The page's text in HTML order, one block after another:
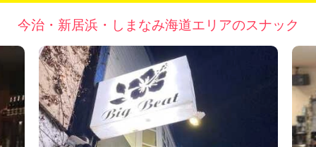
今治・新居浜・しまなみ海道エリアのスナック